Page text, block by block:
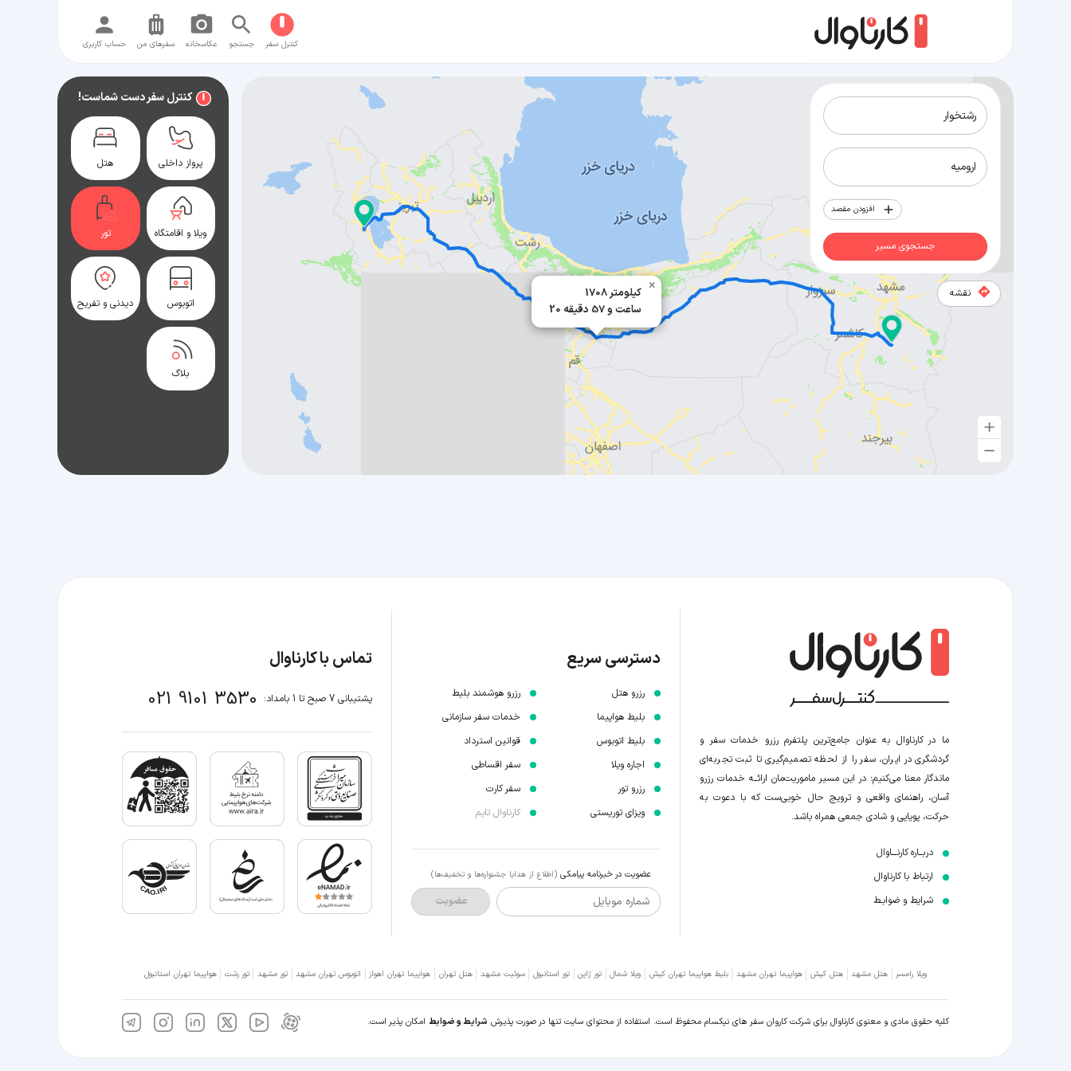
کنترل سفر جستجو عکاسخانه سفر‌های من حساب کاربری
1708 کیلومتر
20 ساعت و 57 دقیقه
×
افزودن مقصد
جستجوی مسیر
نقشه
کنترل سفر دست شماست!
پرواز داخلی هتل
ویلا و اقامتگاه تور
اتوبوس دیدنی و تفریح
بلاگ
ما در کارناوال به عنوان جامع‌ترین پلتفرم رزرو خدمات سفر و
گردشگری در ایران، سفر را از لحظه‌ تصمیم‌گیری تا ثبت تجربه‌ای
ماندگار معنا می‌کنیم؛ در این مسیر‍ ماموریت‌مان اراﺋــﻪ خدمات رزرو
آسان، راهنمای واقعی و ترویج حال خوبی‌ست که با دعوت به
حرکت، پویایی و شادی جمعی همراه باشد.
دربــاره کارنـــاوال
ارتباط با کارناوال
شرایط و ضوابـط
دسترسی سریع
رزرو هتل
بلیط هواپیما
بلیط اتوبوس
اجاره ویلا
رزرو تور
ویزای توریستی
رزرو هوشمند بلیط
خدمات سفر سازمانی
قوانین استرداد
سفر اقساطی
سفر کارت
کارناوال تایم
عضویت در خبرنامه پیامکی (اطلاع از هدایا جشنواره‌ها و تخفیف‌ها)
شماره موبایل عضویت
تماس با کارناوال
پشتیبانی 7 صبح تا 1 بامداد: 021 9101 3530
ویلا رامسر هتل مشهد هتل کیش هواپیما تهران مشهد بلیط هواپیما تهران کیش ویلا شمال تور ژاپن تور استانبول سوئیت مشهد هتل تهران هواپیما تهران اهواز اتوبوس تهران مشهد تور مشهد تور رشت هواپیما تهران استانبول
کلیه حقوق مادی و معنوی کارناوال برای شرکت کاروان سفر های نیکسام محفوظ است. استفاده از محتوای سایت تنها در صورت پذیرش شرایط و ضوابط امکان پذیر است.